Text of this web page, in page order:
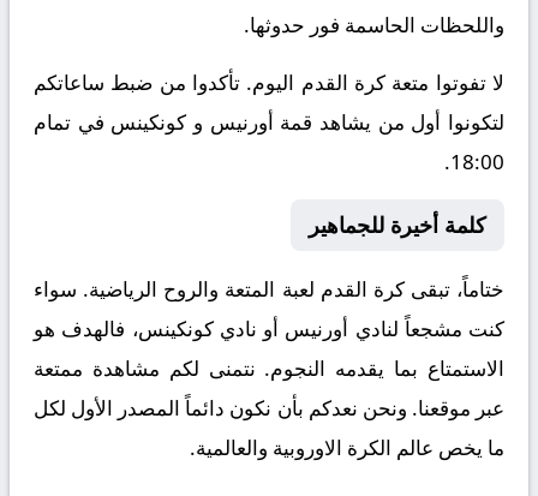
واللحظات الحاسمة فور حدوثها.
لا تفوتوا متعة كرة القدم اليوم. تأكدوا من ضبط ساعاتكم
لتكونوا أول من يشاهد قمة أورنيس و كونكينس في تمام
18:00.
كلمة أخيرة للجماهير
ختاماً، تبقى كرة القدم لعبة المتعة والروح الرياضية. سواء
كنت مشجعاً لنادي أورنيس أو نادي كونكينس، فالهدف هو
الاستمتاع بما يقدمه النجوم. نتمنى لكم مشاهدة ممتعة
عبر موقعنا. ونحن نعدكم بأن نكون دائماً المصدر الأول لكل
ما يخص عالم الكرة الاوروبية والعالمية.